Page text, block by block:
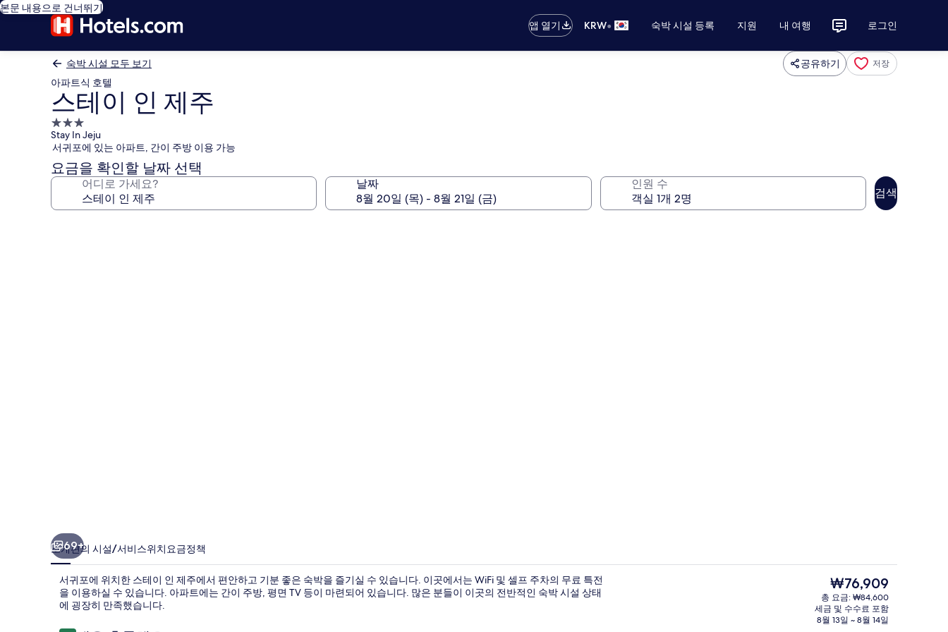
본문 내용으로 건너뛰기
앱 열기
KRW• 숙박 시설 등록 지원 내 여행 로그인
숙박 시설 모두 보기 공유하기 저장
아파트식 호텔
스테이 인 제주
3.0
성
급
숙
박
Stay In Jeju
서귀포에 있는 아파트, 간이 주방 이용 가능
요금을 확인할 날짜 선택
어디로 가세요? 날짜 인원 수
검색
디럭스 듀플렉스 | 거실 공간 | 케이블
69+
소개편의 시설/서비스위치요금정책
서귀포에 위치한 스테이 인 제주에서 편안하고 기분 좋은 숙박을 즐기실 수 있습니다. 이곳에서는 WiFi 및 셀프 주차의 무료 특전
을 이용하실 수 있습니다. 아파트에는 간이 주방, 평면 TV 등이 마련되어 있습니다. 많은 분들이 이곳의 전반적인 숙박 시설 상태
에 굉장히 만족했습니다.
현
재
가
격
₩76,909
총 요금: ₩84,600
세금 및 수수료 포함
8월 13일 ~ 8월 14일